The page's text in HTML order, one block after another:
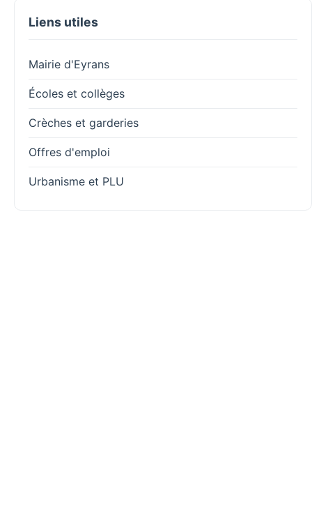
Liens utiles
Mairie d'Eyrans
Écoles et collèges
Crèches et garderies
Offres d'emploi
Urbanisme et PLU